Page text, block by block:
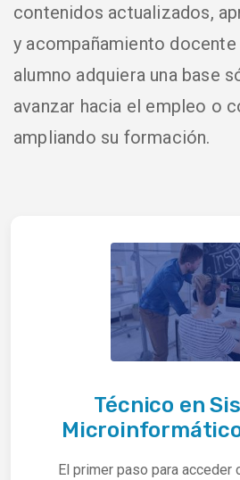
contenidos actualizados,
y acompañamiento docente
alumno adquiera una base
avanzar hacia el empleo o
ampliando su formación.
Técnico en
El primer paso para acceder